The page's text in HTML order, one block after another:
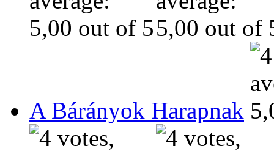
A Bárányok Harapnak